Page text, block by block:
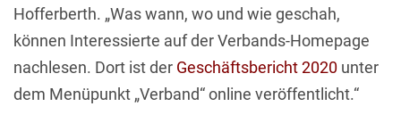
Hofferberth. „Was wann, wo und wie geschah,
können Interessierte auf der Verbands-Homepage
nachlesen. Dort ist der Geschäftsbericht 2020 unter
dem Menüpunkt „Verband“ online veröffentlicht.“